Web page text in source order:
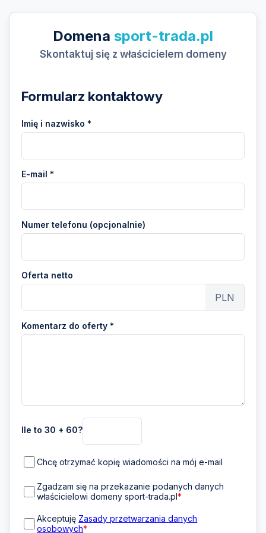
Domena sport-trada.pl
Skontaktuj się z właścicielem domeny
Formularz kontaktowy
Imię i nazwisko *
E-mail *
Numer telefonu (opcjonalnie)
Oferta netto
PLN
Komentarz do oferty *
Ile to 30 + 60?
Chcę otrzymać kopię wiadomości na mój e-mail
Zgadzam się na przekazanie podanych danych
właścicielowi domeny sport-trada.pl*
Akceptuję Zasady przetwarzania danych
osobowych*